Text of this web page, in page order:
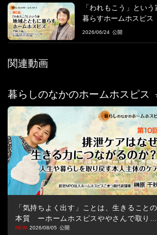
「ホームホスピス」と一言でいっても、その
たく異なります。
海のそばの町、雪の多い地域、都市の住宅街。
そこに暮らす人の数だけ、支え方や関わり方が
とのつながり、
日々の小さな工夫、迷いながら重ねてきた選択
「ホームホスピスとは何だろう」と静かに問い
暮らしのなかにあるケアのかたちを、ともに
す。
「われもこう」とい
暮らすホームホスピス
2026/06/24
関連動画
暮らしのなかのホームホスピス
「気持ちよく出す」ことは、生きることの
本質 ーホームホスピスややさんで取り戻
す生きる力ー
2026/08/05